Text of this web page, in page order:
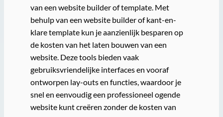
van een website builder of template. Met
behulp van een website builder of kant-en-
klare template kun je aanzienlijk besparen op
de kosten van het laten bouwen van een
website. Deze tools bieden vaak
gebruiksvriendelijke interfaces en vooraf
ontworpen lay-outs en functies, waardoor je
snel en eenvoudig een professioneel ogende
website kunt creëren zonder de kosten van